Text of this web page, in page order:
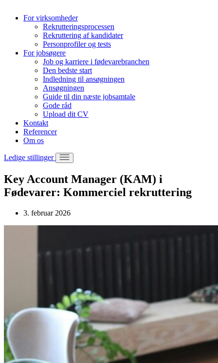
For virksomheder
Rekrutteringsprocessen
Rekruttering af kandidater
Personprofiler og tests
For jobsøgere
Job og karriere i fødevarebranchen
Den bedste start
Indledning til ansøgningen
Ansøgningen
Guide til din næste jobsamtale
Gode råd
Upload dit CV
Kontakt
Referencer
Om os
Ledige stillinger
Key Account Manager (KAM) i
Fødevarer: Kommerciel rekruttering
3. februar 2026